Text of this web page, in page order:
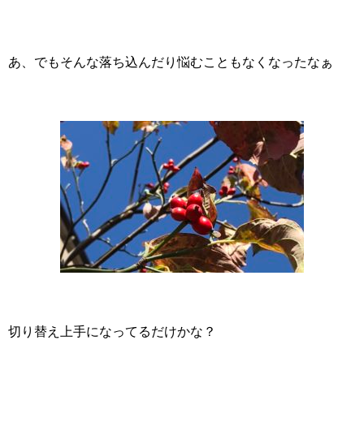
あ、でもそんな落ち込んだり悩むこともなくなったなぁ
切り替え上手になってるだけかな？